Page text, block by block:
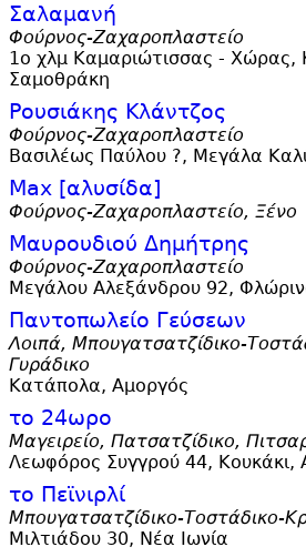
Σαλαμανή
Φούρνος-Ζαχαροπλαστείο
1ο χλμ Καμαριώτισσας - Χώρας,
Σαμοθράκη
Ρουσιάκης Κλάντζος
Φούρνος-Ζαχαροπλαστείο
Βασιλέως Παύλου ?, Μεγάλα
Max [αλυσίδα]
Φούρνος-Ζαχαροπλαστείο, Ξένο
Μαυρουδιού Δημήτρης
Φούρνος-Ζαχαροπλαστείο
Μεγάλου Αλεξάνδρου 92,
Παντοπωλείο Γεύσεων
Λοιπά, Μπουγατσατζίδικο-
Γυράδικο
Κατάπολα, Αμοργός
το 24ωρο
Μαγειρείο, Πατσατζίδικο,
Λεωφόρος Συγγρού 44, Κουκάκι,
το Πεϊνιρλί
Μπουγατσατζίδικο-Τοστάδικο-
Μιλτιάδου 30, Νέα Ιωνία